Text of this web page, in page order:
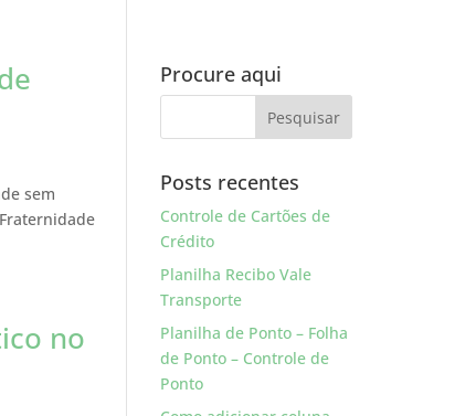
sem
no
Procure aqui
Posts recentes
Controle de Cartões de
Crédito
Planilha Recibo Vale
Transporte
Planilha de Ponto – Folha
de Ponto – Controle de
Ponto